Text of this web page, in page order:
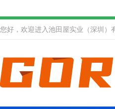
您好，欢迎进入池田屋实业（深圳）